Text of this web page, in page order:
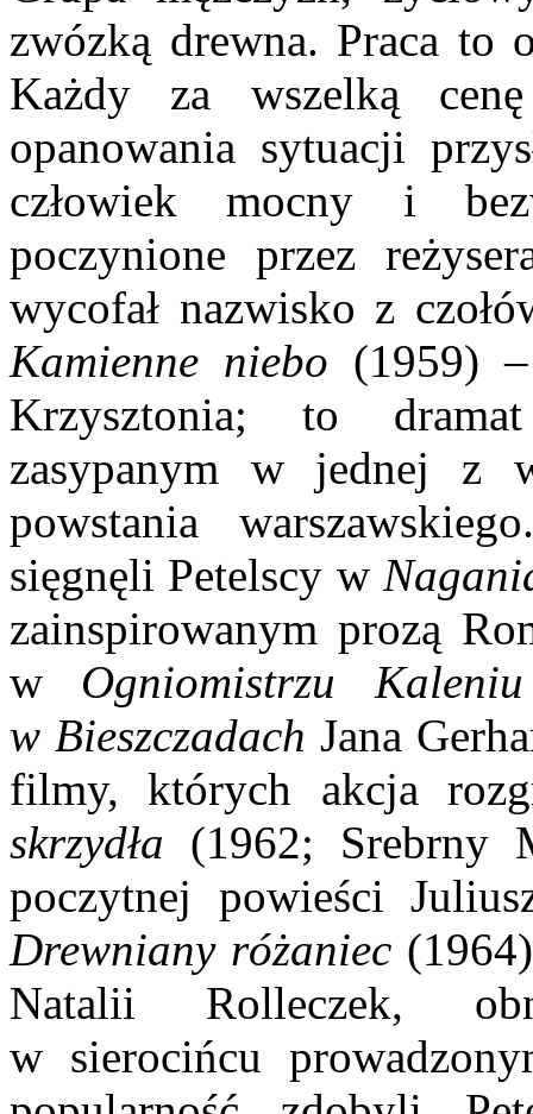
zwózką drewna. Praca to
Każdy za wszelką
opanowania sytuacji
człowiek mocny i
poczynione przez
wycofał nazwisko z
Kamienne niebo (1959)
Krzysztonia; to
zasypanym w jednej z
powstania
sięgnęli Petelscy w
zainspirowanym prozą
w Ogniomistrzu
w Bieszczadach Jana
filmy, których akcja
skrzydła (1962; Srebrny
poczytnej powieści
Drewniany różaniec
Natalii Rolleczek,
w sierocińcu